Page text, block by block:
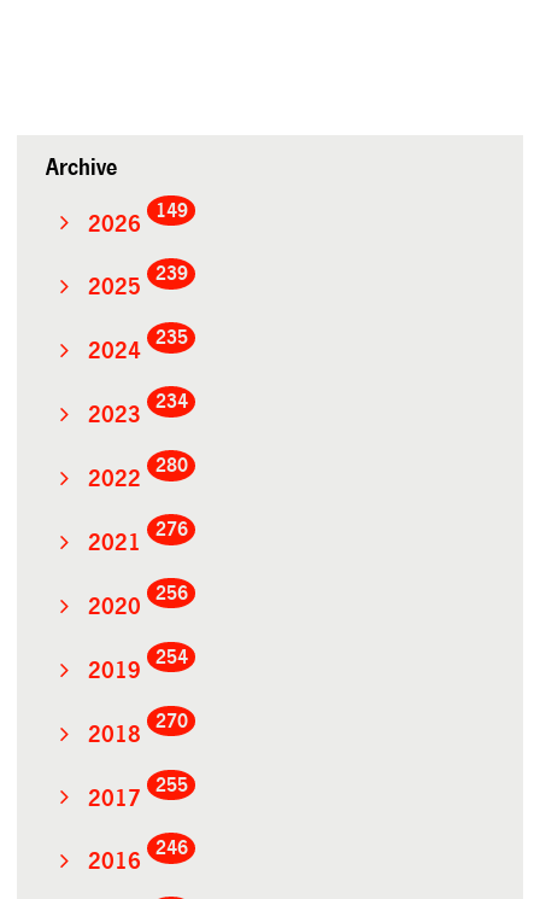
Archive
2026
149
2025
239
2024
235
2023
234
2022
280
2021
276
2020
256
2019
254
2018
270
2017
255
2016
246